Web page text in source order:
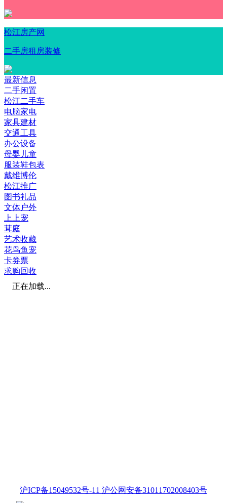
松江房产网
二手房租房装修
最新信息
二手闲置
松江二手车
电脑家电
家具建材
交通工具
办公设备
母婴儿童
服装鞋包表
戴维博伦
松江推广
图书礼品
文体户外
上上宠
茸庭
艺术收藏
花鸟鱼宠
卡券票
求购回收
正在加载...
沪ICP备15049532号-11 沪公网安备31011702008403号